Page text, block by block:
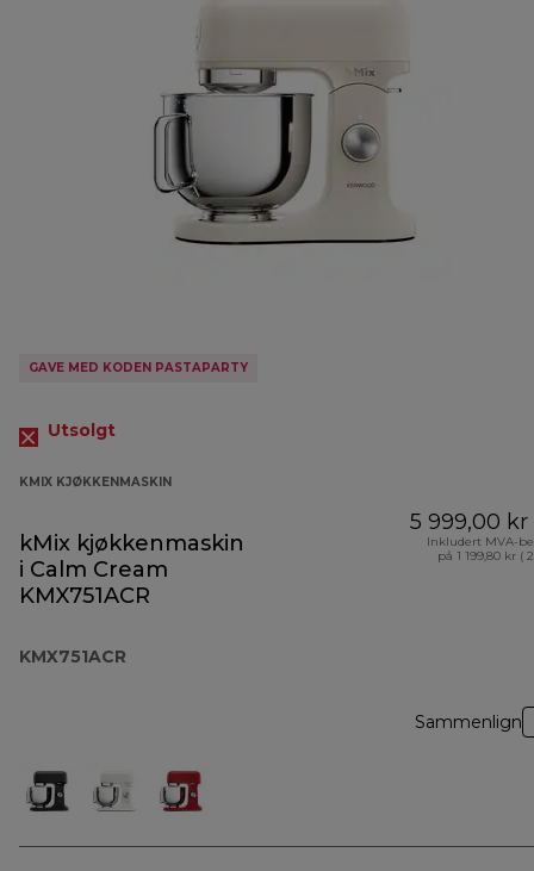
GAVE MED KODEN PASTAPARTY
Utsolgt
KMIX KJØKKENMASKIN
kMix kjøkkenmaskin
i Calm Cream
KMX751ACR
KMX751ACR
5 999,00 kr
Inkludert MVA-
på 1 199,80 kr (
Sammenlign